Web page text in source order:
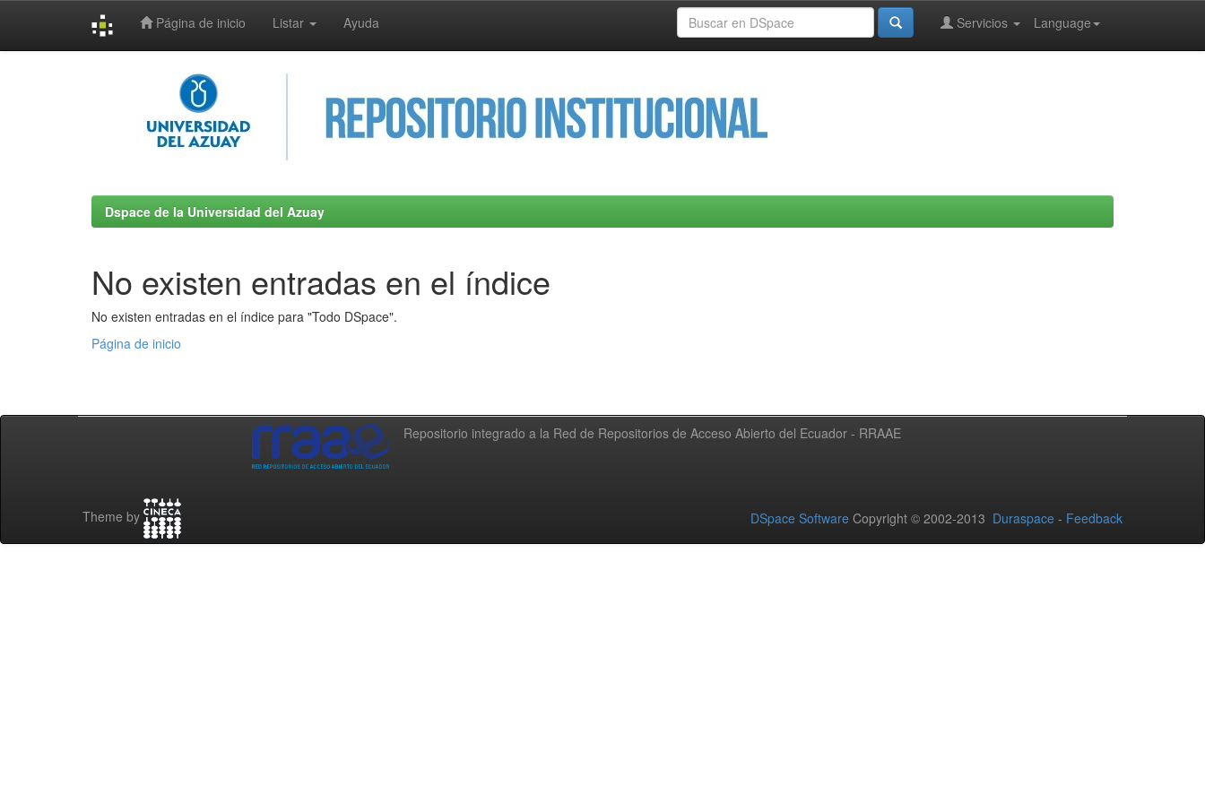
Página de inicio Listar Ayuda Language
Servicios
Dspace de la Universidad del Azuay
No existen entradas en el índice
No existen entradas en el índice para "Todo DSpace".
Página de inicio
Repositorio integrado a la Red de Repositorios de Acceso Abierto del Ecuador - RRAAE
Theme by DSpace Software Copyright © 2002-2013 Duraspace - Feedback